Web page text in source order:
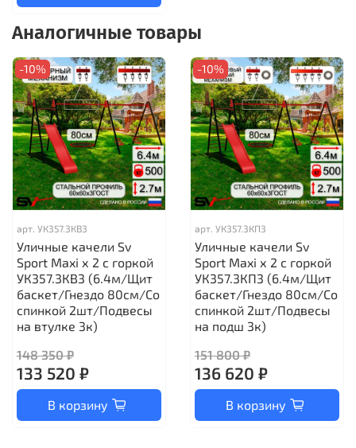
Аналогичные товары
-10%
арт. УК357.3КВ3
Уличные качели Sv
Sport Maxi х 2 с горкой
УК357.3КВ3 (6.4м/Щит
баскет/Гнездо 80см/Со
спинкой 2шт/Подвесы
на втулке 3к)
148 350 ₽
133 520 ₽
В корзину
-10%
арт. УК357.3КП3
Уличные качели Sv
Sport Maxi х 2 с горкой
УК357.3КП3 (6.4м/Щит
баскет/Гнездо 80см/Со
спинкой 2шт/Подвесы
на подш 3к)
151 800 ₽
136 620 ₽
В корзину